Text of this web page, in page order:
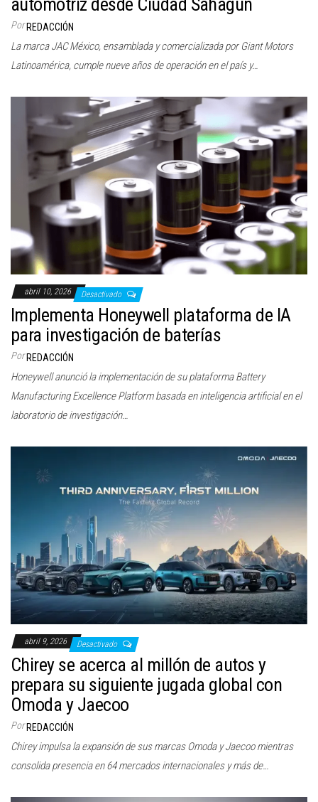
automotriz desde Ciudad Sahagún
Por REDACCIÓN
La marca JAC México, ensamblada y comercializada por Giant Motors
Latinoamérica, cumple nueve años de operación en el país y…
abril 10, 2026 Desactivado
Implementa Honeywell plataforma de IA
para investigación de baterías
Por REDACCIÓN
Honeywell anunció la implementación de su plataforma Battery
Manufacturing Excellence Platform basada en inteligencia artificial en el
laboratorio de investigación…
abril 9, 2026 Desactivado
Chirey se acerca al millón de autos y
prepara su siguiente jugada global con
Omoda y Jaecoo
Por REDACCIÓN
Chirey impulsa la expansión de sus marcas Omoda y Jaecoo mientras
consolida presencia en 64 mercados internacionales y más de…